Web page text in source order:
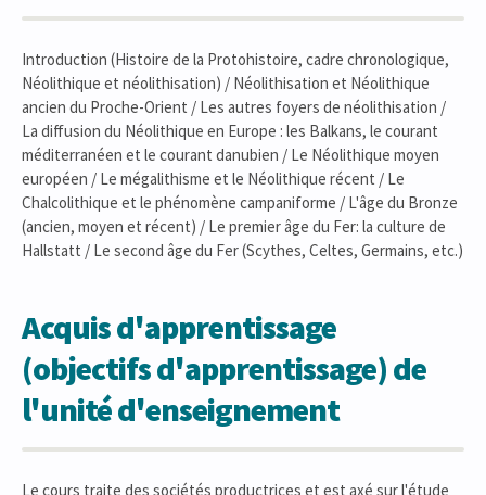
Introduction (Histoire de la Protohistoire, cadre chronologique,
Néolithique et néolithisation) / Néolithisation et Néolithique
ancien du Proche-Orient / Les autres foyers de néolithisation /
La diffusion du Néolithique en Europe : les Balkans, le courant
méditerranéen et le courant danubien / Le Néolithique moyen
européen / Le mégalithisme et le Néolithique récent / Le
Chalcolithique et le phénomène campaniforme / L'âge du Bronze
(ancien, moyen et récent) / Le premier âge du Fer: la culture de
Hallstatt / Le second âge du Fer (Scythes, Celtes, Germains, etc.)
Acquis d'apprentissage
(objectifs d'apprentissage) de
l'unité d'enseignement
Le cours traite des sociétés productrices et est axé sur l'étude